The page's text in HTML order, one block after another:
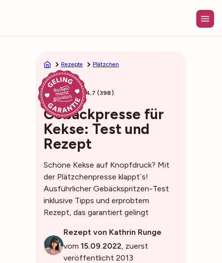
Rezepte Plätzchen
20min 4,7 (398)
Gebäckpresse für
Kekse: Test und
Rezept
Schöne Kekse auf Knopfdruck? Mit
der Plätzchenpresse klappt´s!
Ausführlicher Gebäckspritzen-Test
inklusive Tipps und erprobtem
Rezept, das garantiert gelingt
Rezept von Kathrin Runge
vom 15.09.2022, zuerst
veröffentlicht 2013